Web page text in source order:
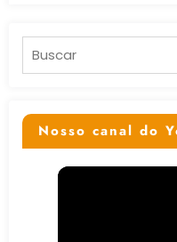
Pesquisar
Nosso canal do